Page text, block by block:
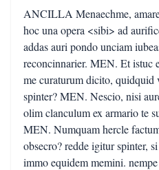
ANCILLA Menaechme,
hoc una opera <sibi> ad
addas auri pondo unciam
reconcinnarier. MEN. Et istuc
me curaturum dicito,
spinter? MEN. Nescio, nisi
olim clanculum ex armario te
MEN. Numquam hercle
obsecro? redde igitur spinter,
immo equidem memini.